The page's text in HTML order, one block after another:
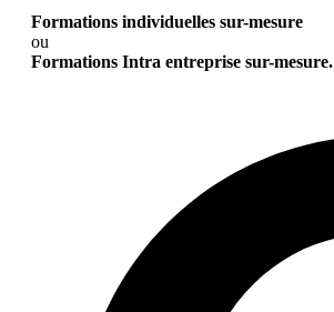
Formations individuelles sur-mesure
ou
Formations Intra entreprise sur-mesure.